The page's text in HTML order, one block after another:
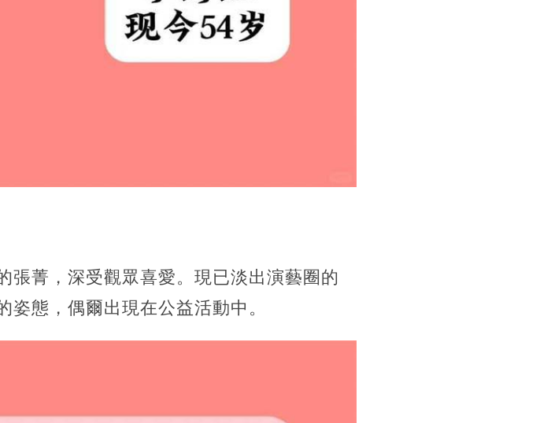
張菁，深受觀眾喜愛。現已淡出演藝圈的
態，偶爾出現在公益活動中。